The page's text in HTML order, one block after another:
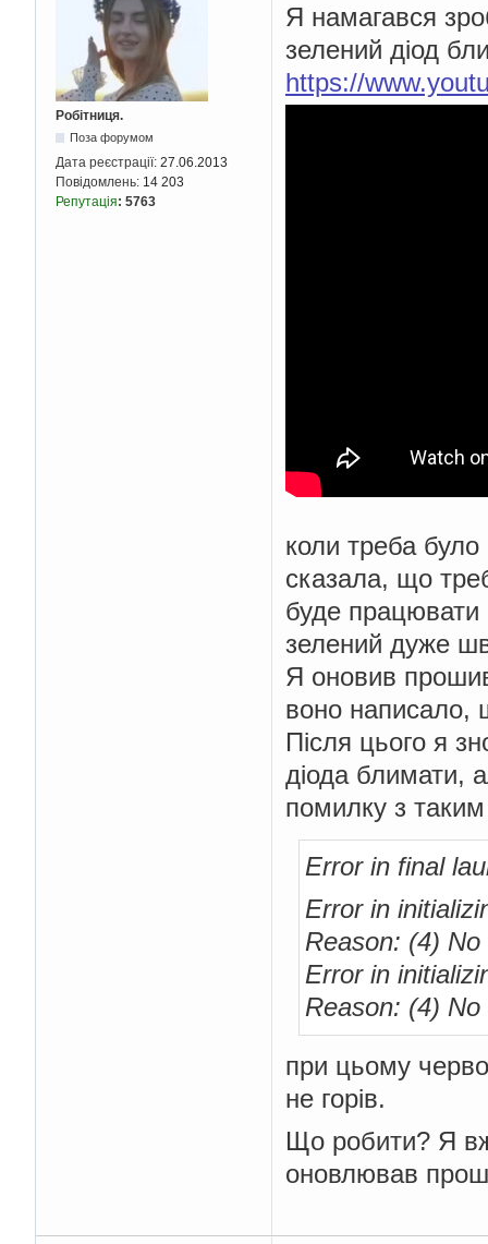
Робітниця.
Поза форумом
Дата реєстрації: 27.06.2013
Повідомлень: 14 203
Репутація: 5763
Я намагався
зелений діод
https://
коли треба
сказала, що
буде працювати
зелений дуже
Я оновив
воно написало,
Після цього я
діода блимати,
помилку з
Error in final
Error in
Reason: (4)
Error in
Reason: (4)
при цьому
не горів.
Що робити? Я
оновлював